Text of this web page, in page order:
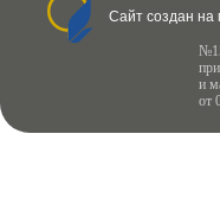
Сайт создан
и
от